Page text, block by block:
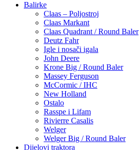
Balirke
Claas – Poljostroj
Claas Markant
Claas Quadrant / Round Baler
Deutz Fahr
Igle i nosači igala
John Deere
Krone Big / Round Baler
Massey Ferguson
McCormic / IHC
New Holland
Ostalo
Rasspe i Lifam
Rivierre Casalis
Welger
Welger Big / Round Baler
Dijelovi traktora